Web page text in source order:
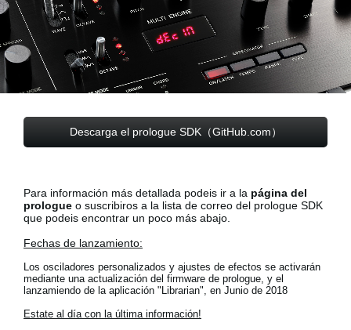
Noticias
Ubicación
Descarga el prologue SDK（GitHub.com）
Para información más detallada podeis ir a la página del
prologue o suscribiros a la lista de correo del prologue SDK
que podeis encontrar un poco más abajo.
Fechas de lanzamiento:
Los osciladores personalizados y ajustes de efectos se activarán
mediante una actualización del firmware de prologue, y el
lanzamiendo de la aplicación "Librarian", en Junio de 2018
Estate al día con la última información!